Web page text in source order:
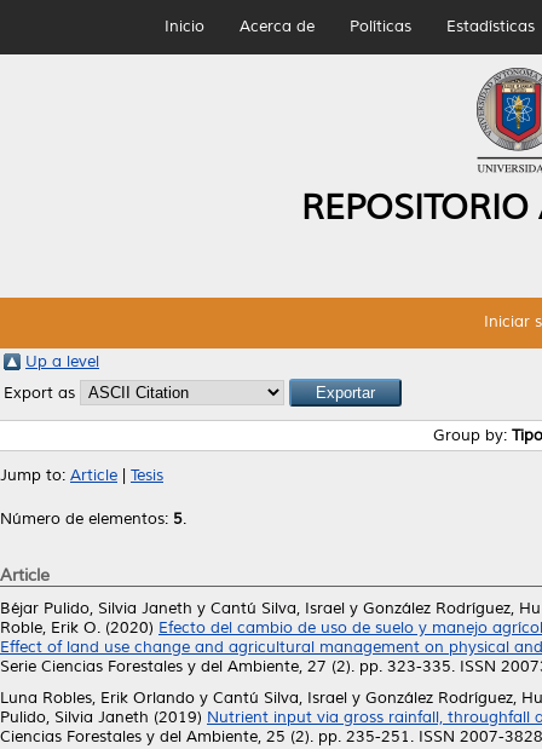
Inicio Acerca de Políticas Estadísticas
Iniciar
Up a level
Export as
Group by:
Jump to: Article Tesis
Número de elementos: 5.
Article
Béjar Pulido, Silvia Janeth y Cantú Silva, Israel y González Rodríguez,
Roble, Erik O. (2020) Efecto del cambio de uso de suelo y manejo
Effect of land use change and agricultural management on physical
Serie Ciencias Forestales y del Ambiente, 27 (2). pp. 323-335. ISSN
Luna Robles, Erik Orlando y Cantú Silva, Israel y González Rodríguez,
Pulido, Silvia Janeth (2019) Nutrient input via gross rainfall, throughfall
Ciencias Forestales y del Ambiente, 25 (2). pp. 235-251. ISSN 2007-3828